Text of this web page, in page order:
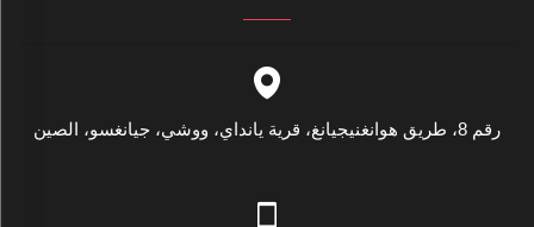
رقم 8، طريق هوانغنيجيانغ، قرية يانداي، ووشي، جيانغسو، الصين